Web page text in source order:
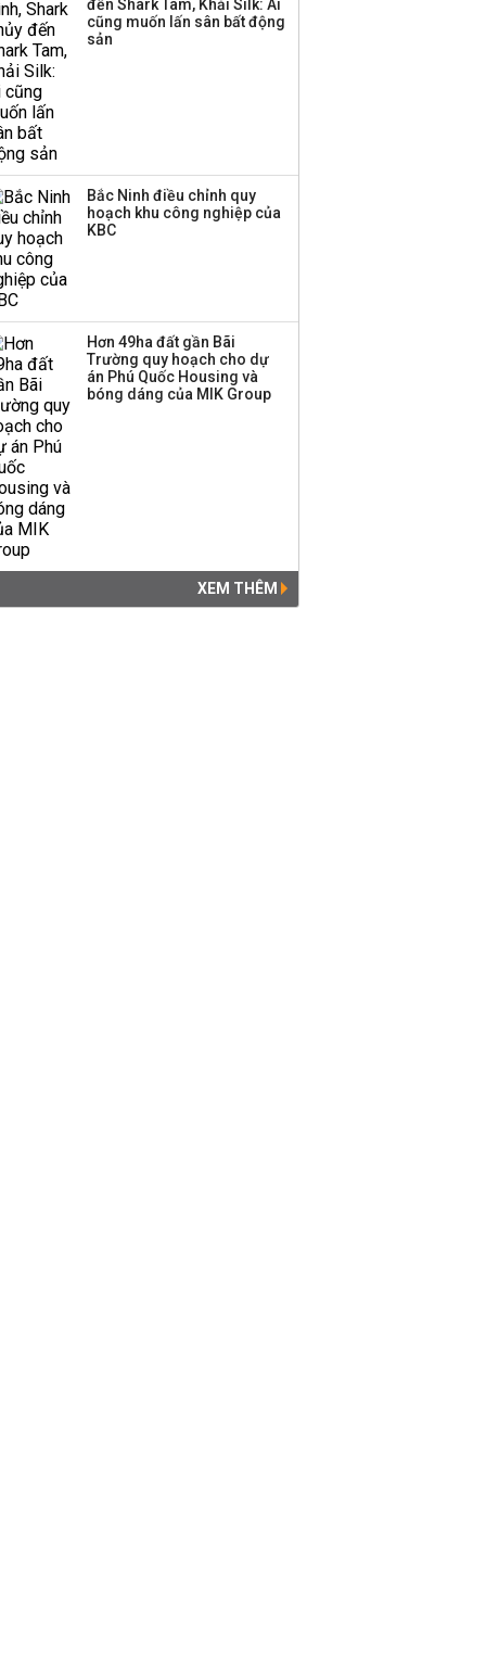
Thị trường thường
đến Shark Tam, Khải Silk: Ai
cũng muốn lấn sân bất động
sản
Bắc Ninh điều chỉnh quy
hoạch khu công nghiệp của
KBC
Hơn 49ha đất gần Bãi
Trường quy hoạch cho dự
án Phú Quốc Housing và
bóng dáng của MIK Group
XEM THÊM